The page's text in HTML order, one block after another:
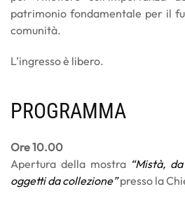
patrimonio fondamentale per il
comunità.
L’ingresso è libero.
PROGRAMMA
Ore 10.00
Apertura della mostra “Mistà,
oggetti da collezione”presso la